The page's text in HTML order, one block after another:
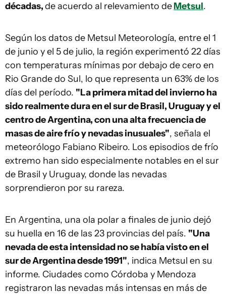
décadas,de acuerdo al relevamiento deMetsul.
Según los datos de Metsul Meteorología, entre el 1
de junio y el 5 de julio, la región experimentó 22 días
con temperaturas mínimas por debajo de cero en
Rio Grande do Sul, lo que representa un 63% de los
días del período. "La primera mitad del invierno ha
sido realmente dura en el sur de Brasil, Uruguay y el
centro de Argentina, con una alta frecuencia de
masas de aire frío y nevadas inusuales", señala el
meteorólogo Fabiano Ribeiro. Los episodios de frío
extremo han sido especialmente notables en el sur
de Brasil y Uruguay, donde las nevadas
sorprendieron por su rareza.
En Argentina, una ola polar a finales de junio dejó
su huella en 16 de las 23 provincias del país. "Una
nevada de esta intensidad no se había visto en el
sur de Argentina desde 1991", indica Metsul en su
informe. Ciudades como Córdoba y Mendoza
registraron las nevadas más intensas en más de